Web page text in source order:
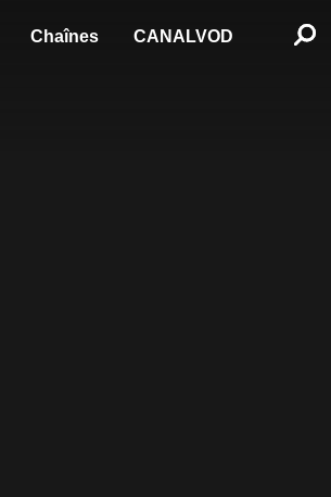
Chaînes CANALVOD